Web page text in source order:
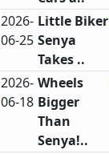
2026-
06-25
Little Biker
Senya
Takes ..
2026-
06-18
Wheels
Bigger
Than
Senya!..